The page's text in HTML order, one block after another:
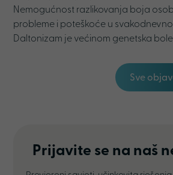
Nemogućnost razlikovanja boja
probleme i poteškoće u
Daltonizam je većinom genetska
Sve
Prijavite se na naš